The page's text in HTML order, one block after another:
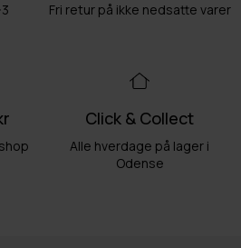
Fri retur på ikke nedsatte varer
Click & Collect
Alle hverdage på lager i
Odense